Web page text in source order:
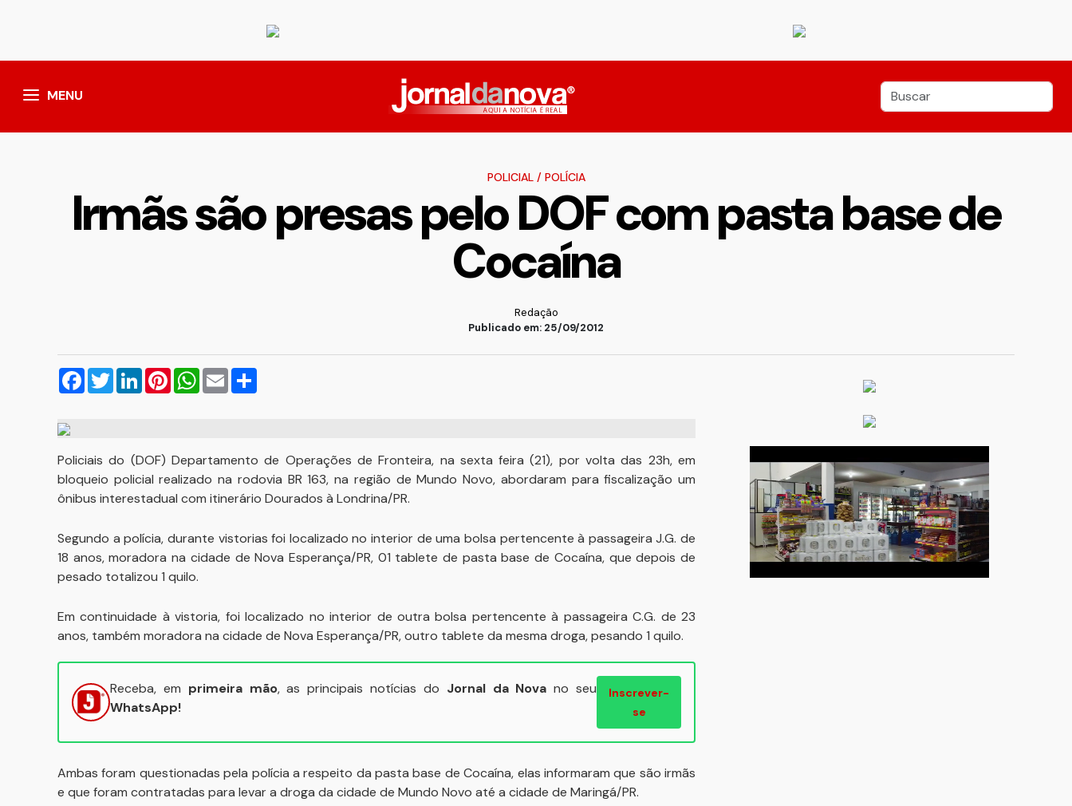
MENU
POLICIAL/ POLÍCIA
Irmãs são presas pelo DOF com pasta base de
Cocaína
Redação
Publicado em: 25/09/2012
Facebook
TwitterLinkedInPinterestWhatsApp
Email
Policiais do (DOF) Departamento de Operações de Fronteira, na sexta feira (21), por volta das 23h, em
bloqueio policial realizado na rodovia BR 163, na região de Mundo Novo, abordaram para fiscalização um
ônibus interestadual com itinerário Dourados à Londrina/PR.
Segundo a polícia, durante vistorias foi localizado no interior de uma bolsa pertencente à passageira J.G. de
18 anos, moradora na cidade de Nova Esperança/PR, 01 tablete de pasta base de Cocaína, que depois de
pesado totalizou 1 quilo.
Em continuidade à vistoria, foi localizado no interior de outra bolsa pertencente à passageira C.G. de 23
anos, também moradora na cidade de Nova Esperança/PR, outro tablete da mesma droga, pesando 1 quilo.
Receba, em primeira mão, as principais notícias do Jornal da Nova no seu
WhatsApp!
Inscrever-
se
Ambas foram questionadas pela polícia a respeito da pasta base de Cocaína, elas informaram que são irmãs
e que foram contratadas para levar a droga da cidade de Mundo Novo até a cidade de Maringá/PR.